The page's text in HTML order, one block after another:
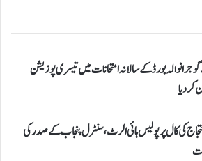
بورڈ کے سالانہ امتحانات میں تیسری پوزیشن
دیا
کی کال پر پولیس ہائی الرٹ،سنٹرل پنجاب کے صدر کی